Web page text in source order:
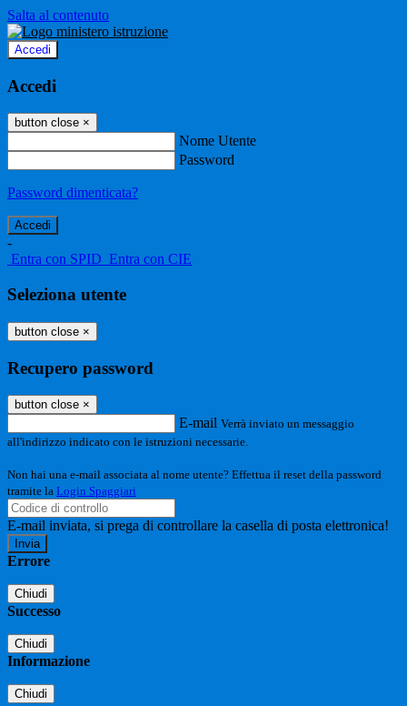
Salta al contenuto
Accedi
Accedi
button close ×
Nome Utente
Password
Password dimenticata?
-
Entra con SPID Entra con CIE
Seleziona utente
button close ×
Recupero password
button close ×
E-mail Verrà inviato un messaggio
all'indirizzo indicato con le istruzioni necessarie.
Non hai una e-mail associata al nome utente? Effettua il reset della password
tramite la Login Spaggiari
E-mail inviata, si prega di controllare la casella di posta elettronica!
Errore
Chiudi
Successo
Chiudi
Informazione
Chiudi